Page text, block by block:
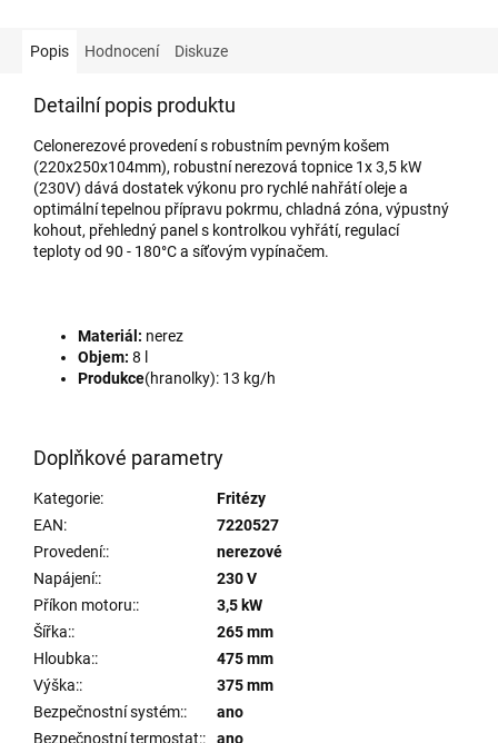
Popis Hodnocení Diskuze
Detailní popis produktu
Celonerezové provedení s robustním pevným košem
(220x250x104mm), robustní nerezová topnice 1x 3,5 kW
(230V) dává dostatek výkonu pro rychlé nahřátí oleje a
optimální tepelnou přípravu pokrmu, chladná zóna, výpustný
kohout, přehledný panel s kontrolkou vyhřátí, regulací
teploty od 90 - 180°C a síťovým vypínačem.
Materiál: nerez
Objem: 8 l
Produkce(hranolky): 13 kg/h
Doplňkové parametry
Kategorie:
Fritézy
EAN:
7220527
Provedení::
nerezové
Napájení::
230 V
Příkon motoru::
3,5 kW
Šířka::
265 mm
Hloubka::
475 mm
Výška::
375 mm
Bezpečnostní systém::
ano
Bezpečnostní termostat::
ano